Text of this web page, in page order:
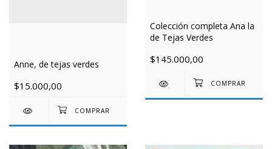
Anne, de tejas verdes
$15.000,00
Colección completa Ana la
de Tejas Verdes
$145.000,00